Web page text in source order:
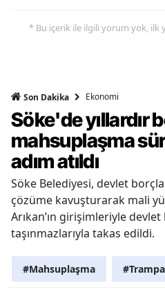
* Bu içerik ile ilgili yorum yok, ilk
Son Dakika Ekonomi
Söke'de yıllardır
mahsuplaşma
adım atıldı
Söke Belediyesi, devlet
çözüme kavuşturarak mali
Arıkan’ın girişimleriyle
taşınmazlarıyla takas edildi.
#Mahsuplaşma #Trampa